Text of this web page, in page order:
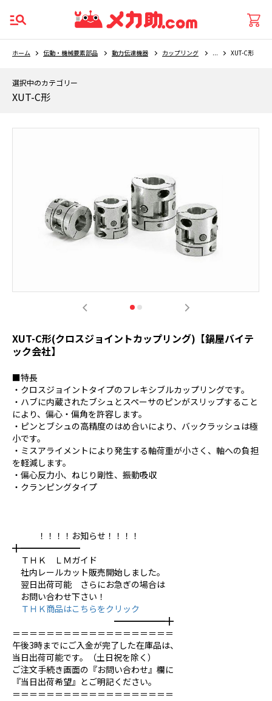
ホーム 伝動・機械要素部品 動力伝達機器 カップリング ... XUT-C形
選択中のカテゴリー
XUT-C形
XUT-C形(クロスジョイントカップリング)【鍋屋バイテ
ック会社】
■特長
・クロスジョイントタイプのフレキシブルカップリングです。
・ハブに内蔵されたブシュとスペーサのピンがスリップすること
により、偏心・偏角を許容します。
・ピンとブシュの高精度のはめ合いにより、バックラッシュは極
小です。
・ミスアライメントにより発生する軸荷重が小さく、軸への負担
を軽減します。
・偏心反力小、ねじり剛性、振動吸収
・クランピングタイプ
！！！！お知らせ！！！！
╋━━━━━━━
ＴＨＫ ＬＭガイド
社内レールカット販売開始しました。
翌日出荷可能 さらにお急ぎの場合は
お問い合わせ下さい！
ＴＨＫ商品はこちらをクリック
━━━━━━╋
＝＝＝＝＝＝＝＝＝＝＝＝＝＝＝＝＝＝＝
午後3時までにご入金が完了した在庫品は、
当日出荷可能です。（土日祝を除く）
ご注文手続き画面の『お問い合わせ』欄に
『当日出荷希望』とご明記ください。
＝＝＝＝＝＝＝＝＝＝＝＝＝＝＝＝＝＝＝